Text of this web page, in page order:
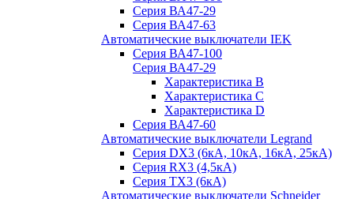
Серия ВА47-29
Серия ВА47-63
Автоматические выключатели IEK
Серия ВА47-100
Серия ВА47-29
Характеристика B
Характеристика C
Характеристика D
Серия ВА47-60
Автоматические выключатели Legrand
Серия DX3 (6кА, 10кА, 16кА, 25кА)
Серия RX3 (4,5кА)
Серия TX3 (6кА)
Автоматические выключатели Schneider